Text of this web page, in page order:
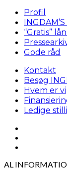
Profil
“Gratis”
Gode råd
Kontakt
Besøg
Hvem er vi
Ledige
AL